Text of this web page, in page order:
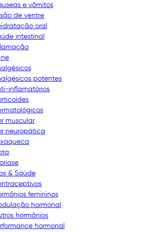
e vômitos
de ventre
oral
intestinal
potentes
inflamatórios
muscular
neuropática
& Saúde
femininos
hormonal
hormônios
hormonal